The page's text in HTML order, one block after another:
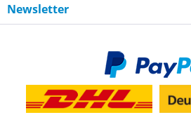
Newsletter